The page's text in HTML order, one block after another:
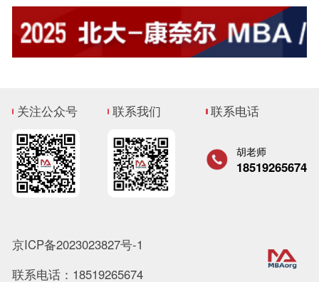
关注公众号 联系我们 联系电话
胡老师
18519265674
京ICP备2023023827号-1
联系电话：18519265674